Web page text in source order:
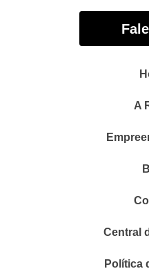
A
Central
Política